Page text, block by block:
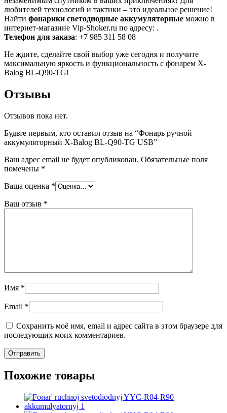
любителей технологий и тактики – это идеальное решение!
Найти фонарики светодиодные аккумуляторные можно в
интернет-магазине Vip-Shoker.ru по адресу: .
Телефон для заказа: +7 985 311 58 08
Не ждите, сделайте свой выбор уже сегодня и получите
максимальную яркость и функциональность с фонарем X-
Balog BL-Q90-TG!
Отзывы
Отзывов пока нет.
Будьте первым, кто оставил отзыв на “Фонарь ручной
аккумуляторный X-Balog BL-Q90-TG USB”
Ваш адрес email не будет опубликован. Обязательные поля
помечены *
Ваша оценка *
Ваш отзыв *
Имя *
Email *
Сохранить моё имя, email и адрес сайта в этом браузере для
последующих моих комментариев.
Похожие товары